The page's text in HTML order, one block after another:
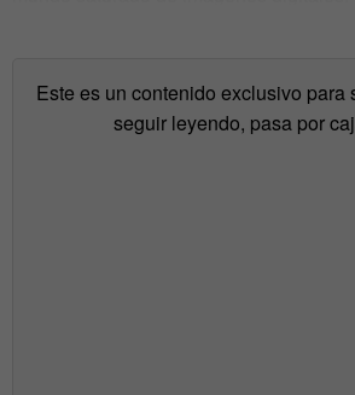
Este es un contenido exclusivo para
seguir leyendo, pasa por